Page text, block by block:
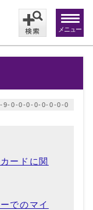
メニュー
9-0-0-0-0-0-0-0-0
ードに関
でのマイ